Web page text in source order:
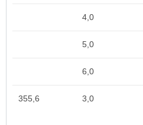
4,0
5,0
6,0
355,6 3,0